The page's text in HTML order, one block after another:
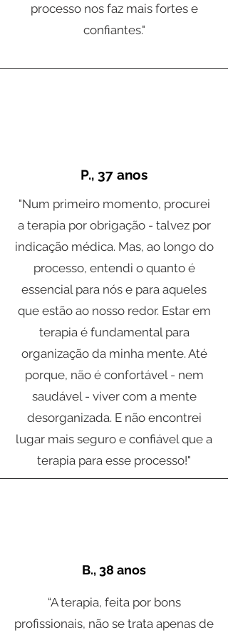
processo nos faz mais fortes e
confiantes."
P., 37 anos
"Num primeiro momento, procurei
a terapia por obrigação - talvez por
indicação médica. Mas, ao longo do
processo, entendi o quanto é
essencial para nós e para aqueles
que estão ao nosso redor. Estar em
terapia é fundamental para
organização da minha mente. Até
porque, não é confortável - nem
saudável - viver com a mente
desorganizada. E não encontrei
lugar mais seguro e confiável que a
terapia para esse processo!"
B., 38 anos
“A terapia, feita por bons
profissionais, não se trata apenas de